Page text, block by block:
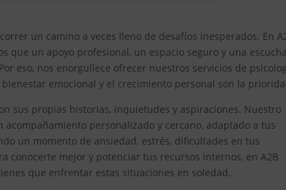
un camino a veces lleno de desafíos inesperados. En
que un apoyo profesional, un espacio seguro y una
eso, nos enorgullece ofrecer nuestros servicios de
emocional y el crecimiento personal son la
sus propias historias, inquietudes y aspiraciones. Nuestro
personalizado y cercano, adaptado a tus
un momento de ansiedad, estrés, dificultades en tus
conocerte mejor y potenciar tus recursos internos, en A2B
que enfrentar estas situaciones en soledad.